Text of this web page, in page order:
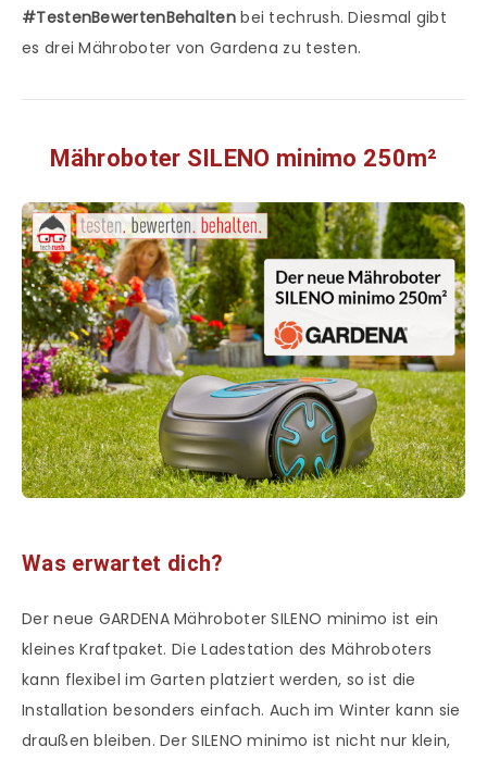
#TestenBewertenBehaltenbei techrush. Diesmal gibt
es drei Mähroboter von Gardena zu testen.
Mähroboter SILENO minimo 250m²
Was erwartet dich?
Der neue GARDENA Mähroboter SILENO minimo ist ein
kleines Kraftpaket. Die Ladestation des Mähroboters
kann flexibel im Garten platziert werden, so ist die
Installation besonders einfach. Auch im Winter kann sie
draußen bleiben. Der SILENO minimo ist nicht nur klein,